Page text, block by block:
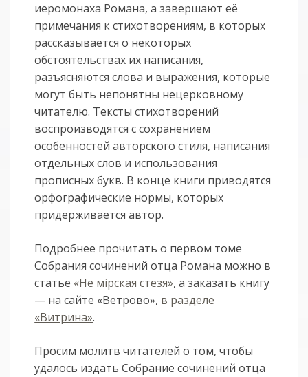
иеромонаха Романа, а завершают её
примечания к стихотворениям, в которых
рассказывается о некоторых
обстоятельствах их написания,
разъясняются слова и выражения, которые
могут быть непонятны нецерковному
читателю. Тексты стихотворений
воспроизводятся с сохранением
особенностей авторского стиля, написания
отдельных слов и использования
прописных букв. В конце книги приводятся
орфографические нормы, которых
придерживается автор.
Подробнее прочитать о первом томе
Собрания сочинений отца Романа можно в
статье «Не мiрская стезя», а заказать книгу
— на сайте «Ветрово», в разделе
«Витрина».
Просим молитв читателей о том, чтобы
удалось издать Собрание сочинений отца